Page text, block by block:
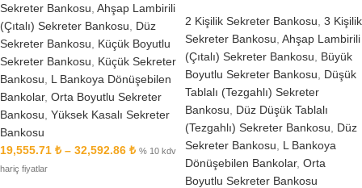
Sekreter Bankosu Ahşap Lambirili
(Çıtalı) Sekreter Bankosu
Düz
Sekreter Bankosu
Küçük Boyutlu
Sekreter Bankosu
Küçük Sekreter
Bankosu
L Bankoya Dönüşebilen
Bankolar, Orta Boyutlu Sekreter
Bankosu Yüksek Kasalı Sekreter
Bankosu
19,555.71 ₺ – 32,592.86 ₺ % 10 kdv
hariç fiyatlar
2 Kişilik Sekreter Bankosu 3 Kişilik
Sekreter Bankosu Ahşap Lambirili
(Çıtalı) Sekreter Bankosu
Büyük
Boyutlu Sekreter Bankosu
Düşük
Tablalı (Tezgahlı) Sekreter
Bankosu
Düz Düşük Tablalı
(Tezgahlı) Sekreter Bankosu
Düz
Sekreter Bankosu
L Bankoya
Dönüşebilen Bankolar, Orta
Boyutlu Sekreter Bankosu